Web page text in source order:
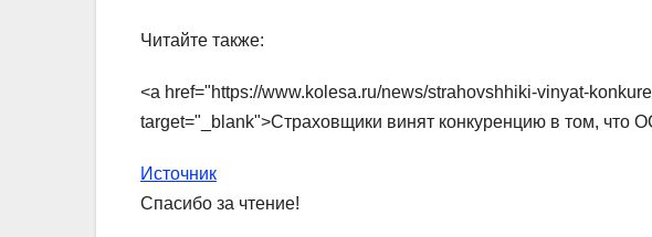
Читайте также:
<a href="https://www.kolesa.ru/news/strahovshhiki-vinyat-
target="_blank">Страховщики винят конкуренцию в том, что
Источник
Спасибо за чтение!